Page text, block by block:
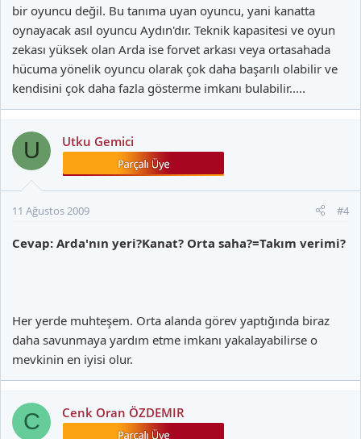
bir oyuncu değil. Bu tanıma uyan oyuncu, yani kanatta
oynayacak asıl oyuncu Aydın'dır. Teknik kapasitesi ve oyun
zekası yüksek olan Arda ise forvet arkası veya ortasahada
hücuma yönelik oyuncu olarak çok daha başarılı olabilir ve
kendisini çok daha fazla gösterme imkanı bulabilir.....
U Utku Gemici
11 Ağustos 2009 #4
Cevap: Arda'nın yeri?Kanat? Orta saha?=Takım verimi?
Her yerde muhteşem. Orta alanda görev yaptığında biraz
daha savunmaya yardım etme imkanı yakalayabilirse o
mevkinin en iyisi olur.
C Cenk Oran ÖZDEMIR